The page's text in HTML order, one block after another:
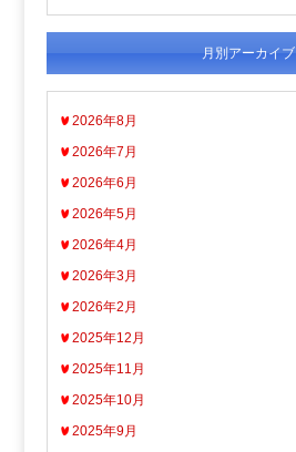
月別アーカイブ
2026年8月
2026年7月
2026年6月
2026年5月
2026年4月
2026年3月
2026年2月
2025年12月
2025年11月
2025年10月
2025年9月